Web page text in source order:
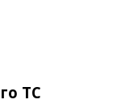
ТС